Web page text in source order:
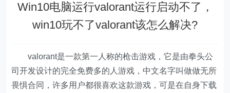
Win10电脑运行valorant运行启动不了，
win10玩不了valorant该怎么解决?
valorant是一款第一人称的枪击游戏，它是由拳头公
司开发设计的完全免费多的人游戏，中文名字叫做做无所
畏惧合同，许多用户都很喜欢这款游戏，可是在自身下载